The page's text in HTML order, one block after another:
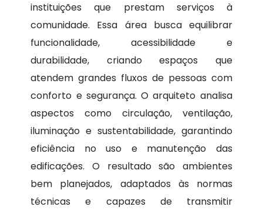
instituições que prestam serviços à
comunidade. Essa área busca equilibrar
funcionalidade, acessibilidade e
durabilidade, criando espaços que
atendem grandes fluxos de pessoas com
conforto e segurança. O arquiteto analisa
aspectos como circulação, ventilação,
iluminação e sustentabilidade, garantindo
eficiência no uso e manutenção das
edificações. O resultado são ambientes
bem planejados, adaptados às normas
técnicas e capazes de transmitir